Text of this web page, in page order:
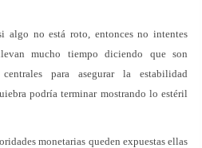
algo no está roto, entonces no intentes
mucho tiempo diciendo que son
para asegurar la estabilidad
podría terminar mostrando lo estéril
monetarias queden expuestas ellas